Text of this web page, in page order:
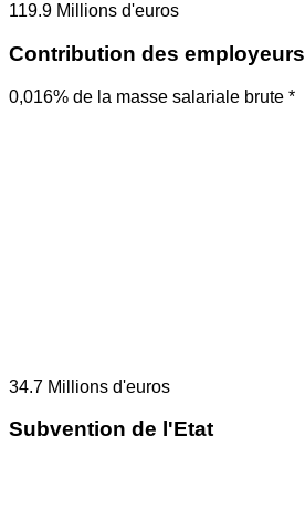
119.9 Millions d'euros
Contribution des employeurs
0,016% de la masse salariale brute *
34.7 Millions d'euros
Subvention de l'Etat